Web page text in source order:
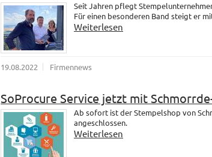
Seit Jahren pflegt
Für einen besonderen Band steigt er
Weiterlesen
19.08.2022 Firmennews
SoProcure Service jetzt mit
Ab sofort ist der Stempelshop von
angeschlossen.
Weiterlesen